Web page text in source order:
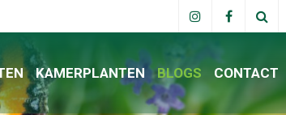
KAMERPLANTEN BLOGS CONTACT